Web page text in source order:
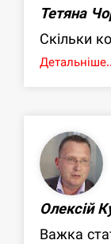
Тетяна
Скільки
Олексій
Важка